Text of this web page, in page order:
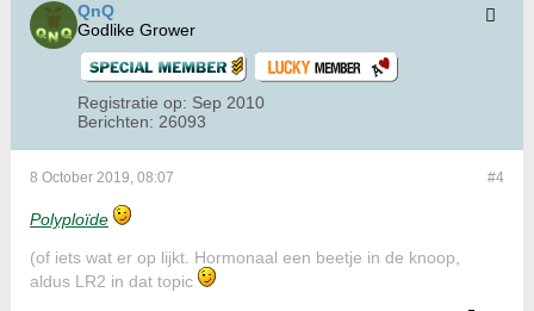
QnQ
Godlike Grower
Registratie op: Sep 2010
Berichten: 26093
#4
8 October 2019, 08:07
Polyploïde
(of iets wat er op lijkt. Hormonaal een beetje in de knoop,
aldus LR2 in dat topic